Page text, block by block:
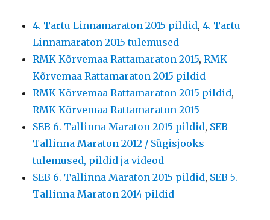
4. Tartu Linnamaraton 2015 pildid,4. Tartu
Linnamaraton 2015 tulemused
RMK Kõrvemaa Rattamaraton 2015,RMK
Kõrvemaa Rattamaraton 2015 pildid
RMK Kõrvemaa Rattamaraton 2015 pildid,
RMK Kõrvemaa Rattamaraton 2015
SEB 6. Tallinna Maraton 2015 pildid, SEB
Tallinna Maraton 2012 / Sügisjooks
tulemused, pildid ja videod
SEB 6. Tallinna Maraton 2015 pildid, SEB 5.
Tallinna Maraton 2014 pildid